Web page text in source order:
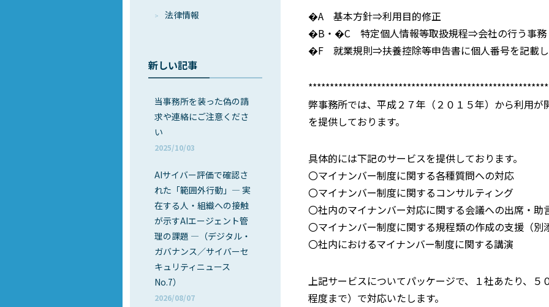
法律情報
新しい記事
当事務所を装った偽の請
求や連絡にご注意くださ
い
2025/10/03
AIサイバー評価で確認さ
れた「範囲外行動」― 実
在する人・組織への接触
が示すAIエージェント管
理の課題 ―（デジタル・
ガバナンス／サイバーセ
キュリティニュース
No.7）
2026/08/07
�A 基本方針⇒利用目的修正
�B・�C 特定個人情報等取扱規程⇒会社の行う事務
�F 就業規則⇒扶養控除等申告書に個人番号を記載
弊事務所では、平成２７年（２０１５年）から利用
を提供しております。
具体的には下記のサービスを提供しております。
〇マイナンバー制度に関する各種質問への対応
〇マイナンバー制度に関するコンサルティング
〇社内のマイナンバー対応に関する会議への出席・助
〇マイナンバー制度に関する規程類の作成の支援（別
〇社内におけるマイナンバー制度に関する講演
上記サービスについてパッケージで、１社あたり、
程度まで）で対応いたします。